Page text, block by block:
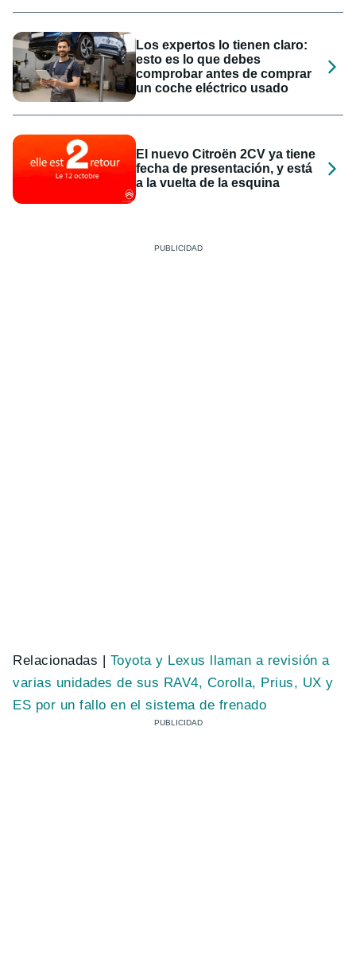
Los expertos lo tienen claro:
esto es lo que debes
comprobar antes de comprar
un coche eléctrico usado
El nuevo Citroën 2CV ya tiene
fecha de presentación, y está
a la vuelta de la esquina
Relacionadas | Toyota y Lexus llaman a revisión a
varias unidades de sus RAV4, Corolla, Prius, UX y
ES por un fallo en el sistema de frenado